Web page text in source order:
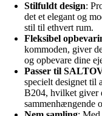
Stilfuldt design:
det et elegant og
stil til ethvert rum.
Fleksibel
kommoden, giver
og opbevare dine
Passer til
specielt designet til
B204, hvilket giver
sammenhængende